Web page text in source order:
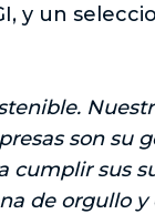
y un
son su
cumplir sus
de orgullo y